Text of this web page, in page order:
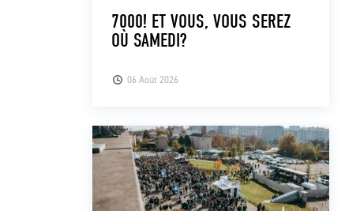
06 Août 2026
7000! ET VOUS, VOUS SEREZ
OÙ SAMEDI?